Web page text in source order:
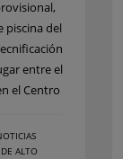
piscina del
entre el
el Centro
ALTO